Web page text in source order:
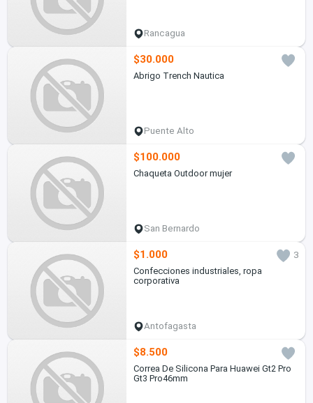
Rancagua
$30.000
Abrigo Trench Nautica
Puente Alto
$100.000
Chaqueta Outdoor mujer
San Bernardo
$1.000
3
Confecciones industriales, ropa
corporativa
Antofagasta
$8.500
Correa De Silicona Para Huawei Gt2 Pro
Gt3 Pro46mm